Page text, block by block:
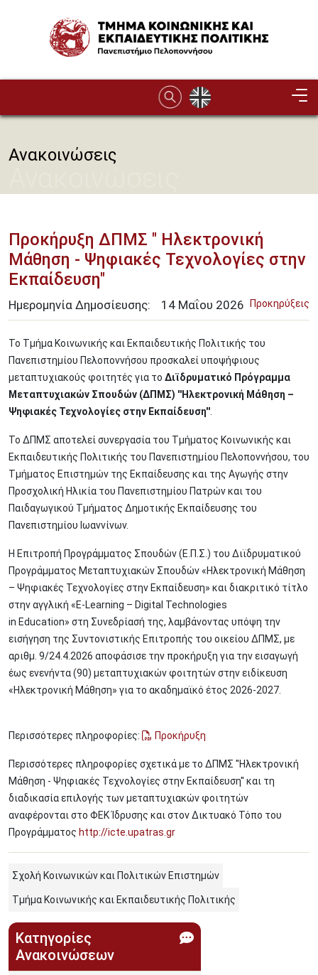
Image
Ανακοινώσεις
Προκήρυξη ΔΠΜΣ " Ηλεκτρονική
Μάθηση - Ψηφιακές Τεχνολογίες στην
Εκπαίδευση"
Προκηρύξεις
Ημερομηνία Δημοσίευσης: 14 Μαΐου 2026
Το Τμήμα Κοινωνικής και Εκπαιδευτικής Πολιτικής του
Πανεπιστημίου Πελοποννήσου προσκαλεί υποψήφιους
μεταπτυχιακούς φοιτητές για το Διϊδρυματικό Πρόγραμμα
Μεταπτυχιακών Σπουδών (ΔΠΜΣ) ''Ηλεκτρονική Μάθηση –
Ψηφιακές Τεχνολογίες στην Εκπαίδευση''
Το ΔΠΜΣ αποτελεί συνεργασία του Τμήματος Κοινωνικής και
Εκπαιδευτικής Πολιτικής του Πανεπιστημίου Πελοποννήσου, του
Τμήματος Επιστημών της Εκπαίδευσης και της Αγωγής στην
Προσχολική Ηλικία του Πανεπιστημίου Πατρών και του
Παιδαγωγικού Τμήματος Δημοτικής Εκπαίδευσης του
Πανεπιστημίου Ιωαννίνων.
Η Επιτροπή Προγράμματος Σπουδών (E.Π.Σ.) του Διϊδρυματικού
Προγράμματος Μεταπτυχιακών Σπουδών «Ηλεκτρονική Μάθηση
– Ψηφιακές Τεχνολογίες στην Εκπαίδευση» και διακριτικό τίτλο
στην αγγλική «E-Learning – Digital Technologies
in Education» στη Συνεδρίασή της, λαμβάνοντας υπόψη την
εισήγηση της Συντονιστικής Επιτροπής του οικείου ΔΠΜΣ, με
αριθμ. 9/24.4.2026 αποφάσισε την προκήρυξη για την εισαγωγή
έως ενενήντα (90) μεταπτυχιακών φοιτητών στην ειδίκευση
«Ηλεκτρονική Μάθηση» για το ακαδημαϊκό έτος 2026-2027.
Περισσότερες πληροφορίες: Προκήρυξη
Περισσότερες πληροφορίες σχετικά με το ΔΠΜΣ ''Ηλεκτρονική
Μάθηση - Ψηφιακές Τεχνολογίες στην Εκπαίδευση'' και τη
διαδικασία επιλογής των μεταπτυχιακών φοιτητών
αναφέρονται στο ΦΕΚ Ίδρυσης και στον Δικτυακό Τόπο του
Προγράμματος http://icte.upatras.gr
Σχολή Κοινωνικών και Πολιτικών Επιστημών
Τμήμα Κοινωνικής και Εκπαιδευτικής Πολιτικής
Κατηγορίες
Ανακοινώσεων